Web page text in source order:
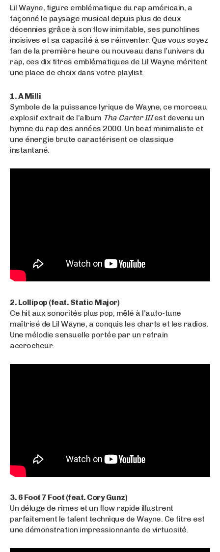
Lil Wayne, figure emblématique du rap américain, a
façonné le paysage musical depuis plus de deux
décennies grâce à son flow inimitable, ses punchlines
incisives et sa capacité à se réinventer. Que vous soyez
fan de la première heure ou nouveau dans l’univers du
rap, ces dix titres emblématiques de Lil Wayne méritent
une place de choix dans votre playlist.
1. A Milli
Symbole de la puissance lyrique de Wayne, ce morceau
explosif extrait de l’album Tha Carter IIIest devenu un
hymne du rap des années 2000. Un beat minimaliste et
une énergie brute caractérisent ce classique
instantané.
2. Lollipop (feat. Static Major)
Ce hit aux sonorités plus pop, mêlé à l’auto-tune
maîtrisé de Lil Wayne, a conquis les charts et les radios.
Une mélodie sensuelle portée par un refrain
accrocheur.
3. 6 Foot 7 Foot (feat. Cory Gunz)
Un déluge de rimes et un flow rapide illustrent
parfaitement le talent technique de Wayne. Ce titre est
une démonstration impressionnante de virtuosité.